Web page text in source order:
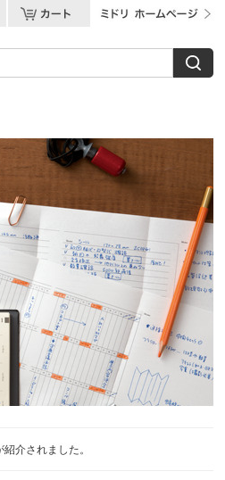
紹介されました。